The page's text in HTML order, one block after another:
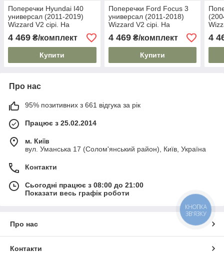
Поперечки Hyundai I40
универсал (2011-2019)
Wizzard V2 сірі. На
інтегровані рейлінги
4 469 ₴/комплект
Купити
Поперечки Ford Focus 3
универсал (2011-2018)
Wizzard V2 сірі. На
інтегровані рейлінги
4 469₴/комплект
Купити
4
Про нас
95% позитивних з 661 відгука за рік
Працює з 25.02.2014
м. Київ
вул. Уманська 17 (Солом'янський район), Київ, Україна
Контакти
Сьогодні працює з 08:00 до 21:00
Показати весь графік роботи
Про нас
Контакти
КНОПКА
ЗВ'ЯЗКУ